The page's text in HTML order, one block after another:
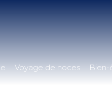
Voyage de noces Bien-